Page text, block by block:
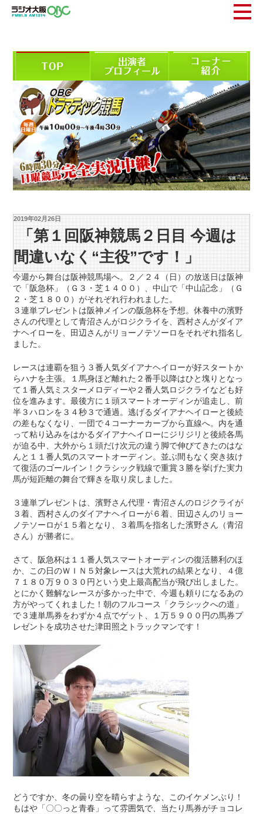
2019年02月26日
「第１回阪神競馬２日目 今週は
間違いなく“主役”です！」
今週から舞台は阪神競馬場へ。２／２４（日）の放送日は阪神
で「阪急杯」（Ｇ３・芝１４００）、中山で「中山記念」（Ｇ
２・芝１８００）がそれぞれ行われました。
３連単プレゼントは阪神メインの阪急杯を予想。休養中の濱野
さんの代理として青沼さんがロジクライを、西村さんがダイア
ナヘイローを、田辺さんがリョーノテソーロをそれぞれ指名し
ました。
レースは連覇を狙う３番人気ダイアナヘイローが好スタートか
らハナを主張。１馬身ほど離れた２番手以降はひと塊りとなっ
て１番人気ミスターメロディーや２番人気ロジクライなども好
位を進みます。最後方に１頭スマートオーディンが追走し、前
半３ハロンを３４秒３で通過。逃げるダイアナヘイローと後続
の差もなくなり、一団で４コーナーカーブから直線へ。内を通
って粘り込みをはかるダイアナヘイローにジリジリと後続各馬
が迫る中、大外から１頭だけ次元の違う脚で伸びてきたのはな
んと１１番人気のスマートオーディン。並ぶ間もなく突き抜け
て復活のゴールイン！クラシック戦線で重賞３勝を挙げた実力
馬が短距離の舞台で輝きを取り戻しました。
３連単プレゼントは、濱野さん代理・青沼さんのロジクライが
３着、西村さんのダイアナヘイローが６着、田辺さんのリョー
ノテソーロが１５着となり、３着馬を指名した濱野さん（青沼
さん）が勝者に。
さて、阪急杯は１１番人気スマートオーディンの復活勝利のほ
か、この日のＷＩＮ５対象レースは大荒れの結果となり、４億
７１８０万９０３０円という史上最高配当が飛び出しました。
とにかく難解なレースが多かった中で、今週も頼りになるあの
方がやってくれました！朝のフルコース「クラシックへの道」
で３連単馬券をわずか４点でゲット、１万５９００円の馬券プ
レゼントを成功させた津田照之トラックマンです！
どうですか、冬の曇り空を晴らすような、このイケメンぶり！
もはや「〇〇っと青春」って雰囲気で、当たり馬券がチョコレ